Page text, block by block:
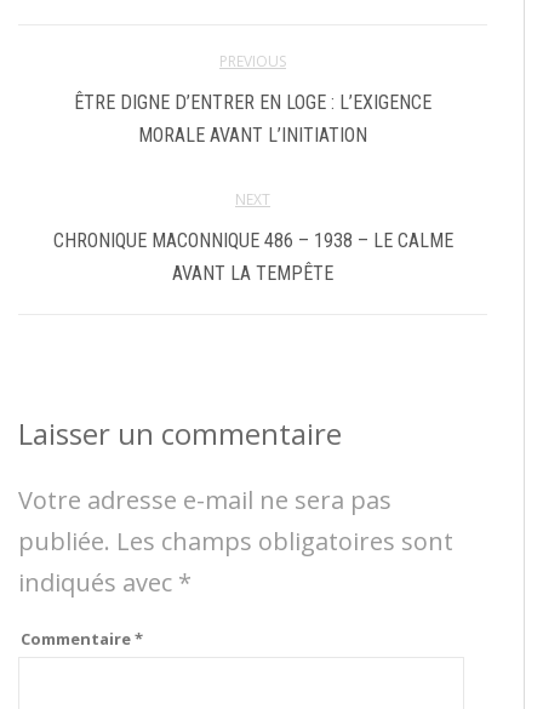
PREVIOUS
ÊTRE DIGNE D’ENTRER EN LOGE : L’EXIGENCE
MORALE AVANT L’INITIATION
NEXT
CHRONIQUE MACONNIQUE 486 – 1938 – LE CALME
AVANT LA TEMPÊTE
Laisser un commentaire
Votre adresse e-mail ne sera pas
publiée. Les champs obligatoires sont
indiqués avec *
Commentaire*